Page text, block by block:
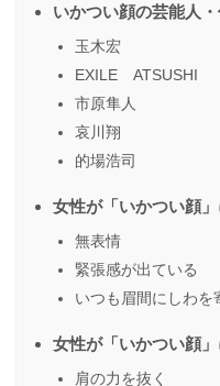
いかつい顔の芸能人
玉木宏
EXILE ATSUSHI
市原隼人
哀川翔
的場浩司
女性が「いかつい顔
無表情
緊張感が出ている
いつも眉間にしわを
女性が「いかつい顔
肩の力を抜く